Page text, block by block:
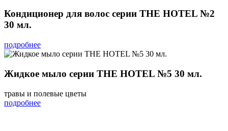
Кондиционер для волос серии THE HOTEL №2
30 мл.
подробнее
Жидкое мыло серии THE HOTEL №5 30 мл.
травы и полевые цветы
подробнее